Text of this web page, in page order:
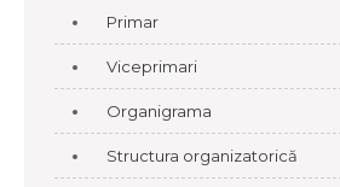
Primar
Viceprimari
Organigrama
Structura organizatorică